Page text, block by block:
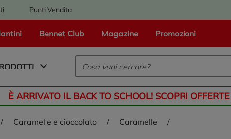
Punti Vendita
Bennet Club Magazine Promozioni
alla homepage
È ARRIVATO IL BACK TO SCHOOL! SCOPRI
/ caramelle e cioccolato / caramelle /